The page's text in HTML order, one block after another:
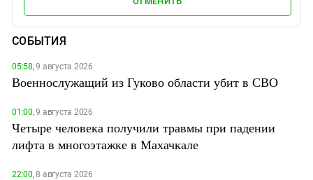
СОБЫТИЯ
05:58,9 августа 2026
Военнослужащий из Гуково области убит в СВО
01:00,9 августа 2026
Четыре человека получили травмы при падении
лифта в многоэтажке в Махачкале
22:00,8 августа 2026